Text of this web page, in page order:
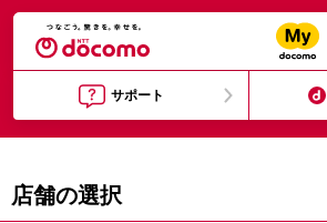
サポート
店舗の選択